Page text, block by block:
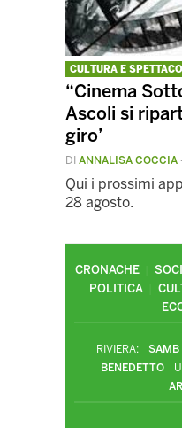
CULTURA E
“Cinema
Ascoli si
giro’
DI ANNALISA COCCIA
Qui i prossimi
28 agosto.
CRONACHE
POLITICA
RIVIERA: SAMB
BENEDETTO